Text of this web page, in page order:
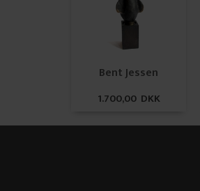
Bent Jessen
1.700,00 DKK